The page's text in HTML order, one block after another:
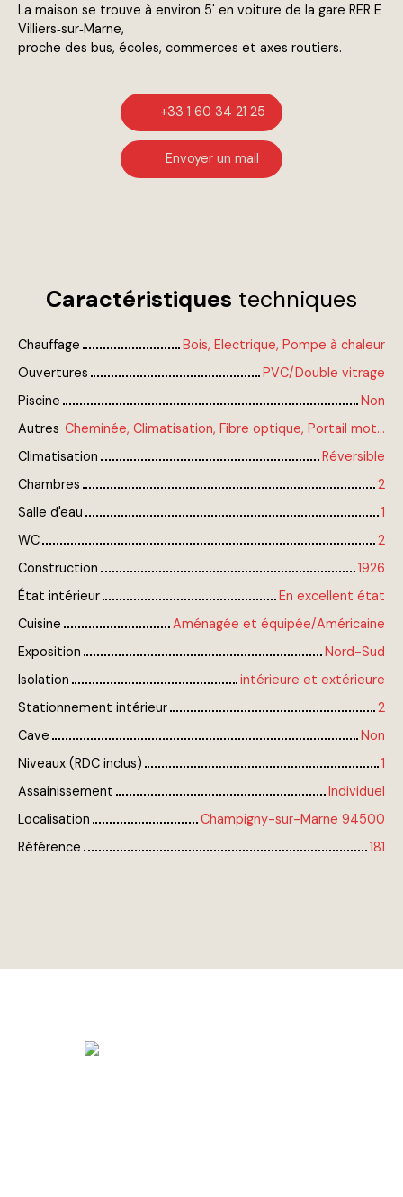
La maison se trouve à environ 5' en voiture de la gare RER E
Villiers‑sur‑Marne,
proche des bus, écoles, commerces et axes routiers.
+33 1 60 34 21 25
Envoyer un mail
Caractéristiques techniques
Chauffage
Bois, Electrique, Pompe à chaleur
Ouvertures
PVC/Double vitrage
Piscine
Non
Autres
Cheminée, Climatisation, Fibre optique, Portail motorisé, Système d'alarme, Visiophone, Volets électriques
Climatisation
Réversible
Chambres
2
Salle d'eau
1
WC
2
Construction
1926
État intérieur
En excellent état
Cuisine
Aménagée et équipée/Américaine
Exposition
Nord-Sud
Isolation
intérieure et extérieure
Stationnement intérieur
2
Cave
Non
Niveaux (RDC inclus)
1
Assainissement
Individuel
Localisation
Champigny-sur-Marne 94500
Référence
181